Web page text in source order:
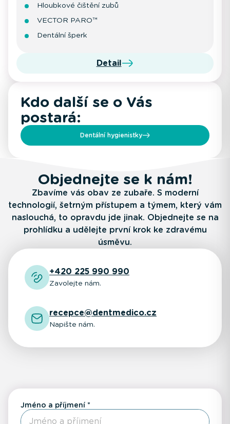
Hloubkové čištění zubů
VECTOR PARO™
Dentální šperk
Detail
Kdo další se o Vás
postará:
Dentální hygienistky
Objednejte se k nám!
Zbavíme vás obav ze zubaře. S moderní
technologií, šetrným přístupem a týmem, který vám
naslouchá, to opravdu jde jinak. Objednejte se na
prohlídku a udělejte první krok ke zdravému
úsměvu.
+420 225 990 990
Zavolejte nám.
recepce@dentmedico.cz
Napište nám.
Jméno a příjmení